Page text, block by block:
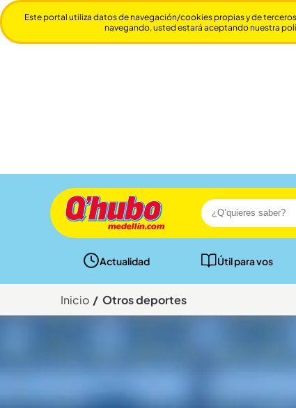
Actualidad Útil para vos
Inicio Otros deportes
Este portal utiliza datos de navegación/cookies propias y de
navegando, usted estará aceptando nuestra